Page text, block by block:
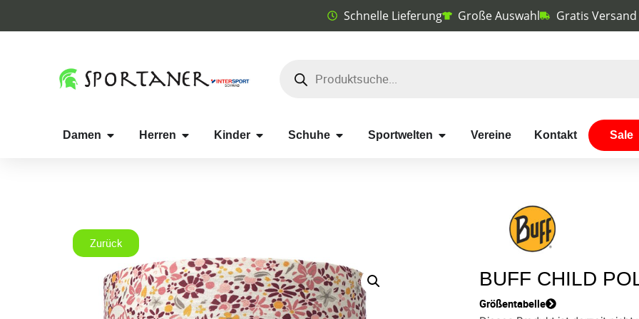
Schnelle Lieferung Große Auswahl Gratis
Damen Herren Kinder Schuhe Sportwelten Vereine Kontakt Sale
Zurück
BUFF CHILD
Größentabelle